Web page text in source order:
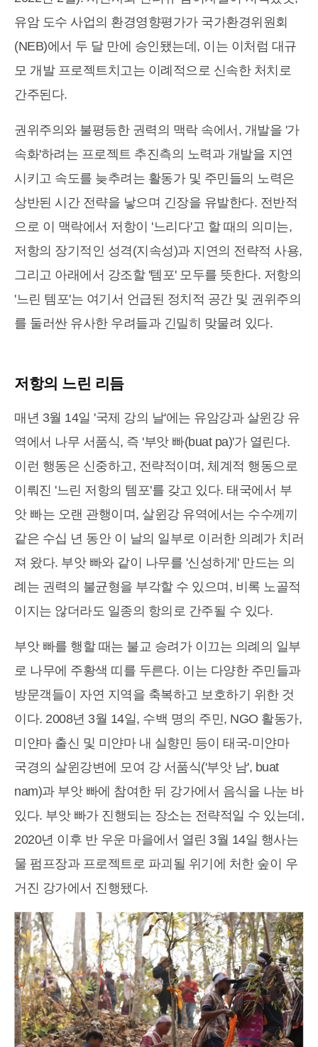
유암 도수 사업의 환경영향평가가 국가환경위원회
(NEB)에서 두 달 만에 승인됐는데, 이는 이처럼 대규
모 개발 프로젝트치고는 이례적으로 신속한 처치로
간주된다.
권위주의와 불평등한 권력의 맥락 속에서, 개발을 '가
속화'하려는 프로젝트 추진측의 노력과 개발을 지연
시키고 속도를 늦추려는 활동가 및 주민들의 노력은
상반된 시간 전략을 낳으며 긴장을 유발한다. 전반적
으로 이 맥락에서 저항이 '느리다'고 할 때의 의미는,
저항의 장기적인 성격(지속성)과 지연의 전략적 사용,
그리고 아래에서 강조할 '템포' 모두를 뜻한다. 저항의
'느린 템포'는 여기서 언급된 정치적 공간 및 권위주의
를 둘러싼 유사한 우려들과 긴밀히 맞물려 있다.
저항의 느린 리듬
매년 3월 14일 '국제 강의 날'에는 유암강과 살윈강 유
역에서 나무 서품식, 즉 '부앗 빠(buat pa)'가 열린다.
이런 행동은 신중하고, 전략적이며, 체계적 행동으로
이뤄진 '느린 저항의 템포'를 갖고 있다. 태국에서 부
앗 빠는 오랜 관행이며, 살윈강 유역에서는 수수께끼
같은 수십 년 동안 이 날의 일부로 이러한 의례가 치러
져 왔다. 부앗 빠와 같이 나무를 '신성하게' 만드는 의
례는 권력의 불균형을 부각할 수 있으며, 비록 노골적
이지는 않더라도 일종의 항의로 간주될 수 있다.
부앗 빠를 행할 때는 불교 승려가 이끄는 의례의 일부
로 나무에 주황색 띠를 두른다. 이는 다양한 주민들과
방문객들이 자연 지역을 축복하고 보호하기 위한 것
이다. 2008년 3월 14일, 수백 명의 주민, NGO 활동가,
미얀마 출신 및 미얀마 내 실향민 등이 태국-미얀마
국경의 살윈강변에 모여 강 서품식('부앗 남', buat
nam)과 부앗 빠에 참여한 뒤 강가에서 음식을 나눈 바
있다. 부앗 빠가 진행되는 장소는 전략적일 수 있는데,
2020년 이후 반 우운 마을에서 열린 3월 14일 행사는
물 펌프장과 프로젝트로 파괴될 위기에 처한 숲이 우
거진 강가에서 진행됐다.